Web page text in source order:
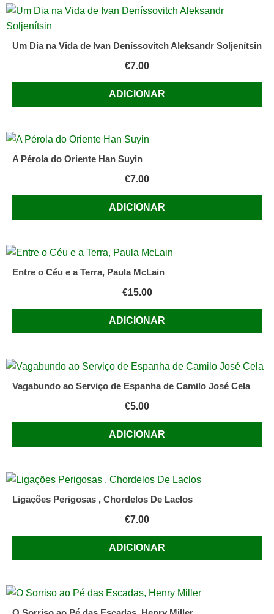
Um Dia na Vida de Ivan Deníssovitch Aleksandr Soljenítsin
€7.00
ADICIONAR
A Pérola do Oriente Han Suyin
€7.00
ADICIONAR
Entre o Céu e a Terra, Paula McLain
€15.00
ADICIONAR
Vagabundo ao Serviço de Espanha de Camilo José Cela
€5.00
ADICIONAR
Ligações Perigosas , Chordelos De Laclos
€7.00
ADICIONAR